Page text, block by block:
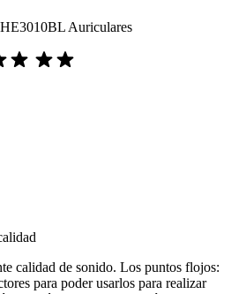
Auriculares
calidad de sonido. Los puntos flojos:
para poder usarlos para realizar